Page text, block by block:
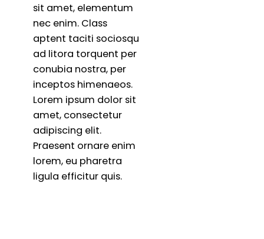
sit amet, elementum
nec enim. Class
aptent taciti sociosqu
ad litora torquent per
conubia nostra, per
inceptos himenaeos.
Lorem ipsum dolor sit
amet, consectetur
adipiscing elit.
Praesent ornare enim
lorem, eu pharetra
ligula efficitur quis.